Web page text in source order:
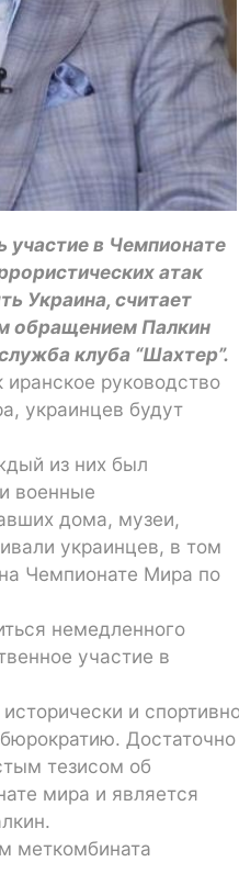
участие в Чемпионате
атак
Украина, считает
обращением Палкин
клуба “Шахтер”.
руководство
украинцев будут
из них был
военные
дома, музеи,
украинцев, в том
Чемпионате Мира по
немедленного
участие в
и
Достаточно
тезисом об
мира и является
меткомбината